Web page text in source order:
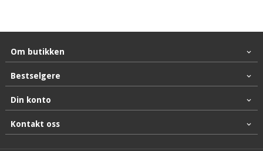
Om butikken
Bestselgere
Din konto
Kontakt oss